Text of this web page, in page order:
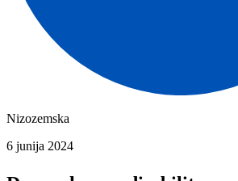
Nizozemska
6 junija 2024